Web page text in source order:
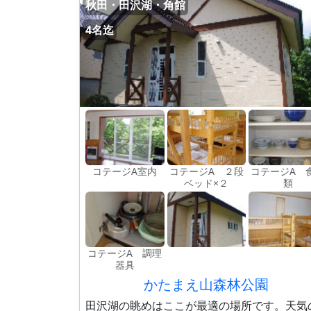
秋田・田沢湖・角館
4名迄
コテージA室内
コテージA ２段
ベッド×２
コテージA
類
コテージA 調理
器具
かたまえ山森林公園
田沢湖の眺めはここが最適の場所です。天気